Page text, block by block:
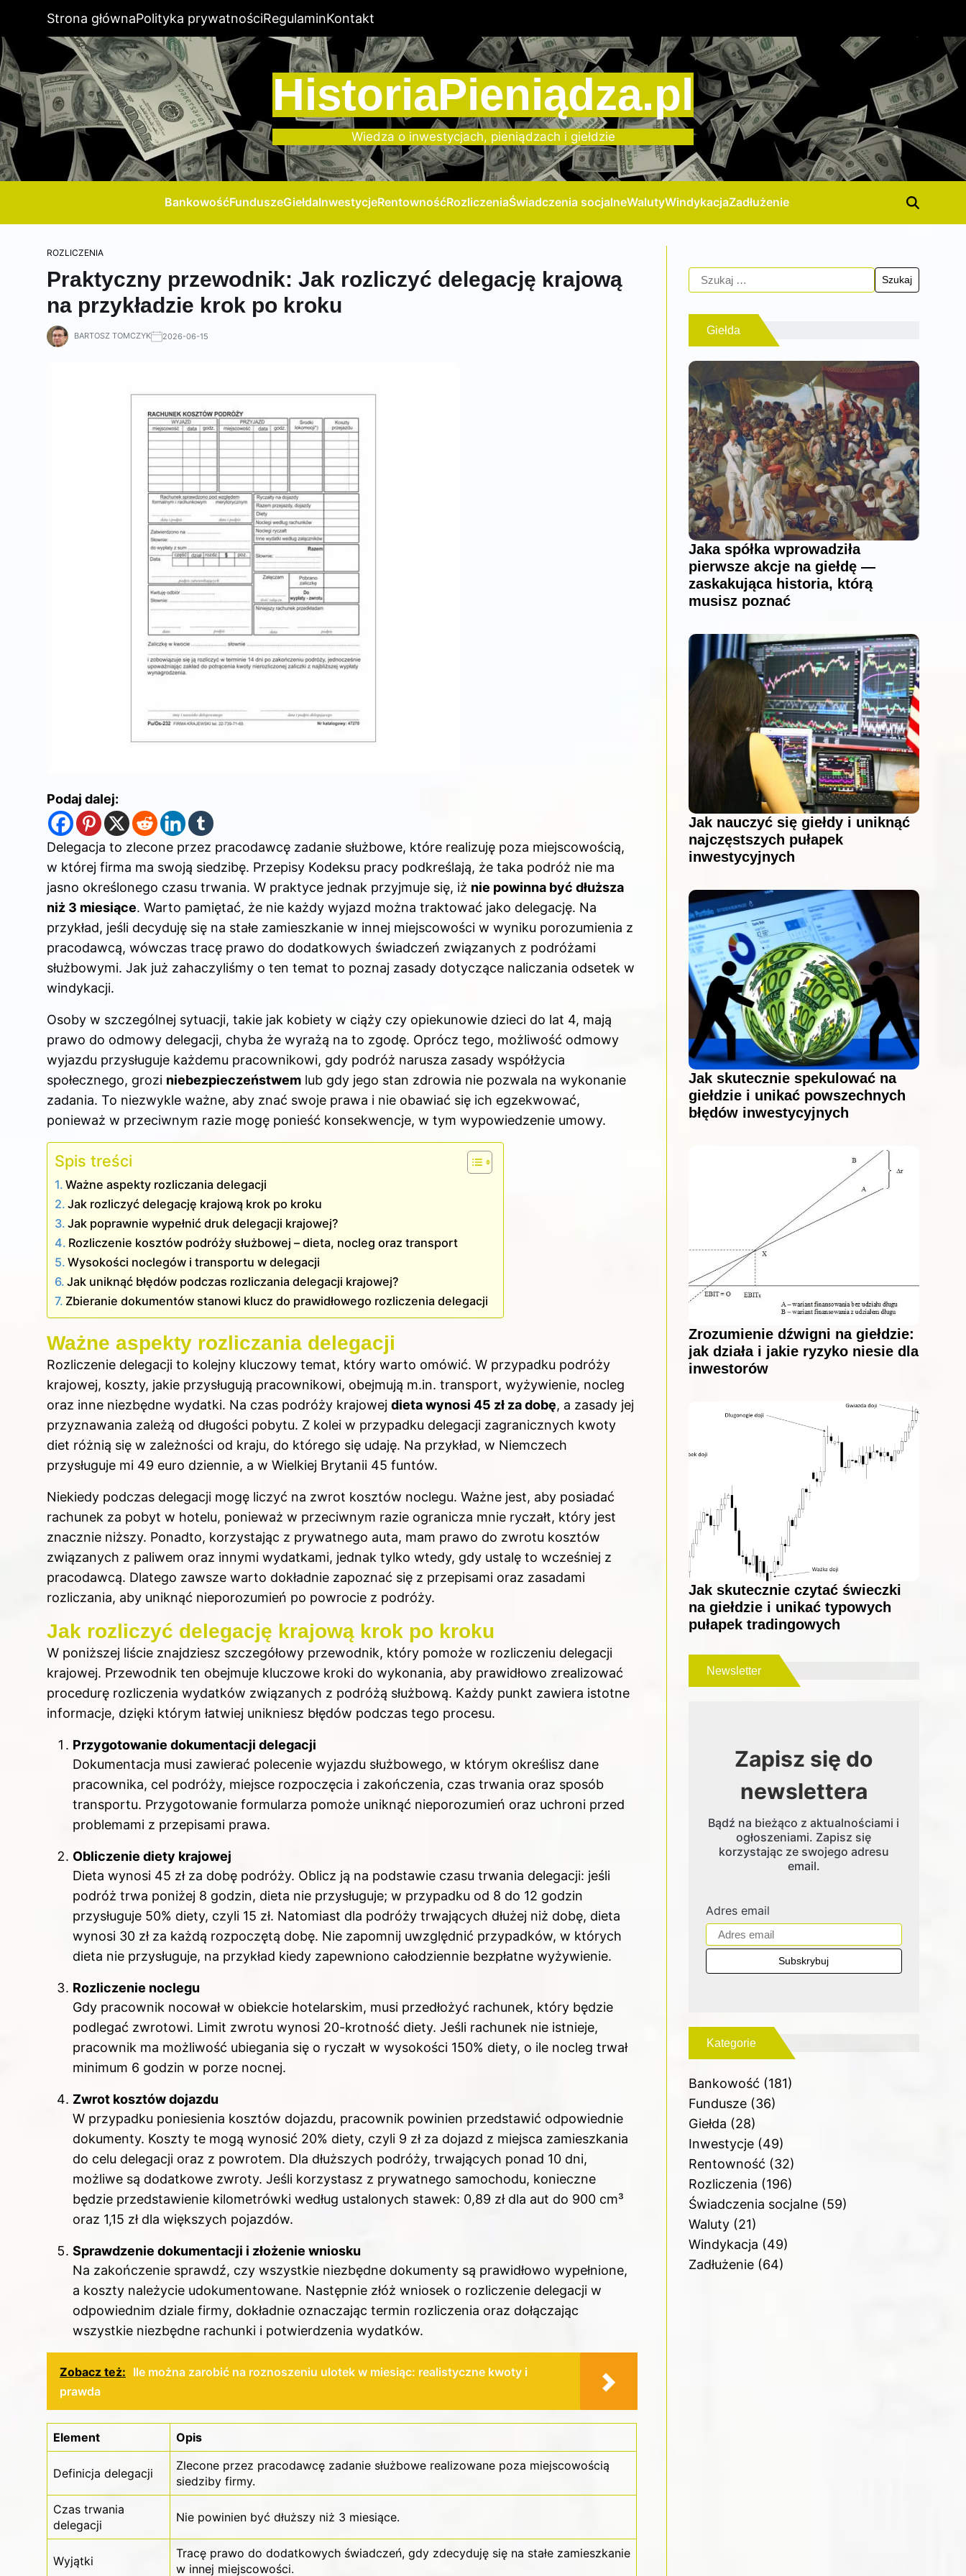
Strona głównaPolityka prywatnościRegulaminKontakt
HistoriaPieniądza.pl
Wiedza o inwestycjach, pieniądzach i giełdzie
BankowośćFunduszeGiełdaInwestycjeRentownośćRozliczeniaŚwiadczenia socjalneWalutyWindykacjaZadłużenie
ROZLICZENIA
Praktyczny przewodnik: Jak rozliczyć delegację krajową
na przykładzie krok po kroku
BARTOSZ TOMCZYK 2026-06-15
Podaj dalej:
Delegacja to zlecone przez pracodawcę zadanie służbowe, które realizuję poza miejscowością,
w której firma ma swoją siedzibę. Przepisy Kodeksu pracy podkreślają, że taka podróż nie ma
jasno określonego czasu trwania. W praktyce jednak przyjmuje się, iż nie powinna być dłuższa
niż 3 miesiące. Warto pamiętać, że nie każdy wyjazd można traktować jako delegację. Na
przykład, jeśli decyduję się na stałe zamieszkanie w innej miejscowości w wyniku porozumienia z
pracodawcą, wówczas tracę prawo do dodatkowych świadczeń związanych z podróżami
służbowymi. Jak już zahaczyliśmy o ten temat to poznaj zasady dotyczące naliczania odsetek w
windykacji.
Osoby w szczególnej sytuacji, takie jak kobiety w ciąży czy opiekunowie dzieci do lat 4, mają
prawo do odmowy delegacji, chyba że wyrażą na to zgodę. Oprócz tego, możliwość odmowy
wyjazdu przysługuje każdemu pracownikowi, gdy podróż narusza zasady współżycia
społecznego, grozi niebezpieczeństwem lub gdy jego stan zdrowia nie pozwala na wykonanie
zadania. To niezwykle ważne, aby znać swoje prawa i nie obawiać się ich egzekwować,
ponieważ w przeciwnym razie mogę ponieść konsekwencje, w tym wypowiedzenie umowy.
Spis treści
Ważne aspekty rozliczania delegacji
Jak rozliczyć delegację krajową krok po kroku
Jak poprawnie wypełnić druk delegacji krajowej?
Rozliczenie kosztów podróży służbowej – dieta, nocleg oraz transport
Wysokości noclegów i transportu w delegacji
Jak uniknąć błędów podczas rozliczania delegacji krajowej?
Zbieranie dokumentów stanowi klucz do prawidłowego rozliczenia delegacji
Ważne aspekty rozliczania delegacji
Rozliczenie delegacji to kolejny kluczowy temat, który warto omówić. W przypadku podróży
krajowej, koszty, jakie przysługują pracownikowi, obejmują m.in. transport, wyżywienie, nocleg
oraz inne niezbędne wydatki. Na czas podróży krajowej dieta wynosi 45 zł za dobę, a zasady jej
przyznawania zależą od długości pobytu. Z kolei w przypadku delegacji zagranicznych kwoty
diet różnią się w zależności od kraju, do którego się udaję. Na przykład, w Niemczech
przysługuje mi 49 euro dziennie, a w Wielkiej Brytanii 45 funtów.
Niekiedy podczas delegacji mogę liczyć na zwrot kosztów noclegu. Ważne jest, aby posiadać
rachunek za pobyt w hotelu, ponieważ w przeciwnym razie ogranicza mnie ryczałt, który jest
znacznie niższy. Ponadto, korzystając z prywatnego auta, mam prawo do zwrotu kosztów
związanych z paliwem oraz innymi wydatkami, jednak tylko wtedy, gdy ustalę to wcześniej z
pracodawcą. Dlatego zawsze warto dokładnie zapoznać się z przepisami oraz zasadami
rozliczania, aby uniknąć nieporozumień po powrocie z podróży.
Jak rozliczyć delegację krajową krok po kroku
W poniższej liście znajdziesz szczegółowy przewodnik, który pomoże w rozliczeniu delegacji
krajowej. Przewodnik ten obejmuje kluczowe kroki do wykonania, aby prawidłowo zrealizować
procedurę rozliczenia wydatków związanych z podróżą służbową. Każdy punkt zawiera istotne
informacje, dzięki którym łatwiej unikniesz błędów podczas tego procesu.
Przygotowanie dokumentacji delegacji
Dokumentacja musi zawierać polecenie wyjazdu służbowego, w którym określisz dane
pracownika, cel podróży, miejsce rozpoczęcia i zakończenia, czas trwania oraz sposób
transportu. Przygotowanie formularza pomoże uniknąć nieporozumień oraz uchroni przed
problemami z przepisami prawa.
Obliczenie diety krajowej
Dieta wynosi 45 zł za dobę podróży. Oblicz ją na podstawie czasu trwania delegacji: jeśli
podróż trwa poniżej 8 godzin, dieta nie przysługuje; w przypadku od 8 do 12 godzin
przysługuje 50% diety, czyli 15 zł. Natomiast dla podróży trwających dłużej niż dobę, dieta
wynosi 30 zł za każdą rozpoczętą dobę. Nie zapomnij uwzględnić przypadków, w których
dieta nie przysługuje, na przykład kiedy zapewniono całodziennie bezpłatne wyżywienie.
Rozliczenie noclegu
Gdy pracownik nocował w obiekcie hotelarskim, musi przedłożyć rachunek, który będzie
podlegać zwrotowi. Limit zwrotu wynosi 20-krotność diety. Jeśli rachunek nie istnieje,
pracownik ma możliwość ubiegania się o ryczałt w wysokości 150% diety, o ile nocleg trwał
minimum 6 godzin w porze nocnej.
Zwrot kosztów dojazdu
W przypadku poniesienia kosztów dojazdu, pracownik powinien przedstawić odpowiednie
dokumenty. Koszty te mogą wynosić 20% diety, czyli 9 zł za dojazd z miejsca zamieszkania
do celu delegacji oraz z powrotem. Dla dłuższych podróży, trwających ponad 10 dni,
możliwe są dodatkowe zwroty. Jeśli korzystasz z prywatnego samochodu, konieczne
będzie przedstawienie kilometrówki według ustalonych stawek: 0,89 zł dla aut do 900 cm³
oraz 1,15 zł dla większych pojazdów.
Sprawdzenie dokumentacji i złożenie wniosku
Na zakończenie sprawdź, czy wszystkie niezbędne dokumenty są prawidłowo wypełnione,
a koszty należycie udokumentowane. Następnie złóż wniosek o rozliczenie delegacji w
odpowiednim dziale firmy, dokładnie oznaczając termin rozliczenia oraz dołączając
wszystkie niezbędne rachunki i potwierdzenia wydatków.
Zobacz też: Ile można zarobić na roznoszeniu ulotek w miesiąc: realistyczne kwoty i
prawda
Element Opis
Definicja delegacji
Zlecone przez pracodawcę zadanie służbowe realizowane poza miejscowością
siedziby firmy.
Czas trwania
delegacji
Nie powinien być dłuższy niż 3 miesiące.
Wyjątki
Tracę prawo do dodatkowych świadczeń, gdy zdecyduję się na stałe zamieszkanie
w innej miejscowości.
Giełda
Jaka spółka wprowadziła
pierwsze akcje na giełdę —
zaskakująca historia, którą
musisz poznać
Jak nauczyć się giełdy i uniknąć
najczęstszych pułapek
inwestycyjnych
Jak skutecznie spekulować na
giełdzie i unikać powszechnych
błędów inwestycyjnych
Zrozumienie dźwigni na giełdzie:
jak działa i jakie ryzyko niesie dla
inwestorów
Jak skutecznie czytać świeczki
na giełdzie i unikać typowych
pułapek tradingowych
Newsletter
Zapisz się do
newslettera
Bądź na bieżąco z aktualnościami i
ogłoszeniami. Zapisz się
korzystając ze swojego adresu
email.
Adres email
Kategorie
Bankowość (181)
Fundusze(36)
Giełda (28)
Inwestycje(49)
Rentowność (32)
Rozliczenia (196)
Świadczenia socjalne(59)
Waluty(21)
Windykacja (49)
Zadłużenie(64)